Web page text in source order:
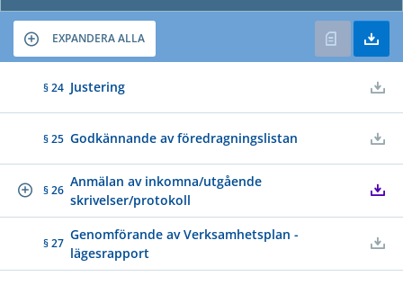
EXPANDERA ALLA
§ 24 Justering
§ 25 Godkännande av föredragningslistan
§ 26
Anmälan av inkomna/utgående
skrivelser/protokoll
§ 27
Genomförande av Verksamhetsplan -
lägesrapport